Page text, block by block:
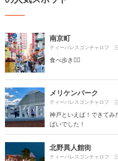
南京町
ティーパレスゴンチャロフ
食べ歩き🚶‍♀️
メリケンパーク
ティーパレスゴンチャロフ
神戸といえば！できてみ
ぱいでした！
北野異人館街
ティーパレスゴンチャロフ